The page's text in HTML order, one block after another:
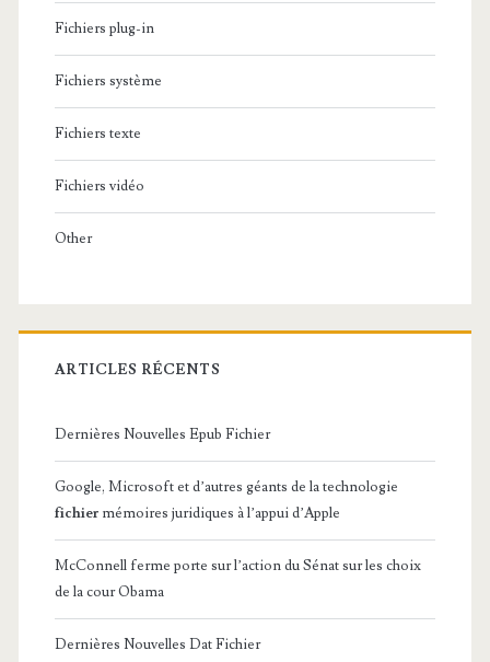
Fichiers plug-in
Fichiers système
Fichiers texte
Fichiers vidéo
Other
ARTICLES RÉCENTS
Dernières Nouvelles Epub Fichier
Google, Microsoft et d’autres géants de la technologie
fichier mémoires juridiques à l’appui d’Apple
McConnell ferme porte sur l’action du Sénat sur les choix
de la cour Obama
Dernières Nouvelles Dat Fichier